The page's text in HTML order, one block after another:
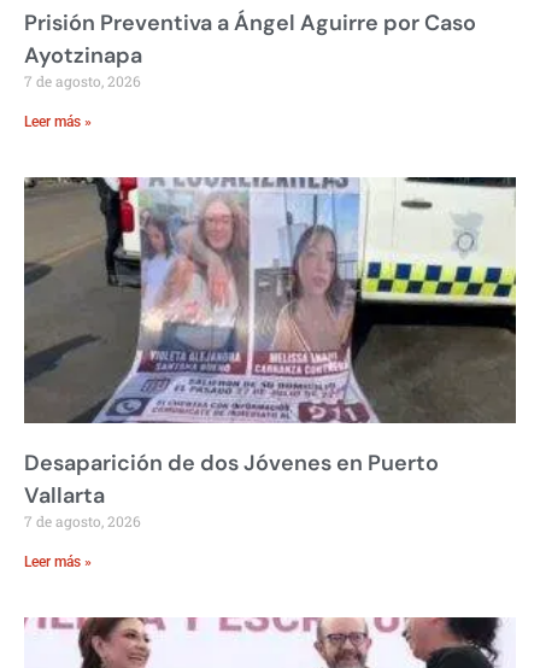
Prisión Preventiva a Ángel Aguirre por Caso
Ayotzinapa
7 de agosto, 2026
Leer más »
Desaparición de dos Jóvenes en Puerto
Vallarta
7 de agosto, 2026
Leer más »